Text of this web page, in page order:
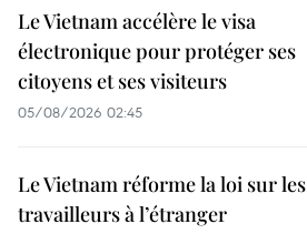
Le Vietnam accélère le visa
électronique pour protéger ses
citoyens et ses visiteurs
05/08/2026 02:45
Le Vietnam réforme la loi sur les
travailleurs à l’étranger